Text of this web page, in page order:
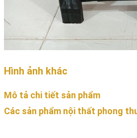
Hình ảnh khác
Mô tả chi tiết sản phẩm
Các sản phẩm nội thất phong